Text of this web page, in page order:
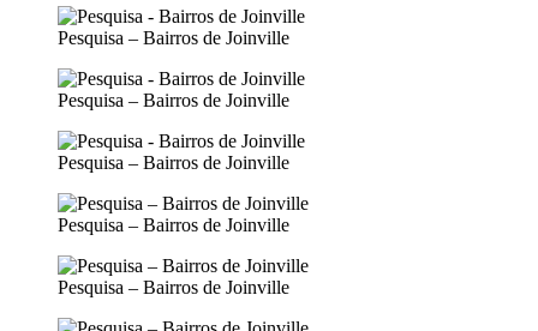
Pesquisa – Bairros de Joinville
Pesquisa – Bairros de Joinville
Pesquisa – Bairros de Joinville
Pesquisa – Bairros de Joinville
Pesquisa – Bairros de Joinville